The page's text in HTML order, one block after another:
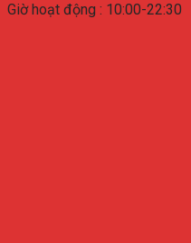
Giờ hoạt động : 10:00-22:30